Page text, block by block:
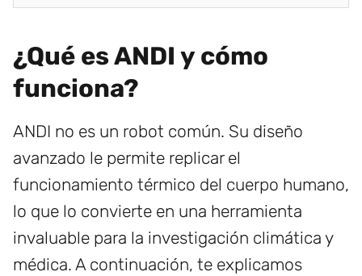
¿Qué es ANDI y cómo
funciona?
ANDI no es un robot común. Su diseño
avanzado le permite replicar el
funcionamiento térmico del cuerpo humano,
lo que lo convierte en una herramienta
invaluable para la investigación climática y
médica. A continuación, te explicamos